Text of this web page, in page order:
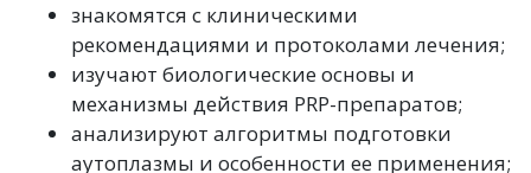
знакомятся с клиническими
рекомендациями и протоколами лечения;
изучают биологические основы и
механизмы действия PRP-препаратов;
анализируют алгоритмы подготовки
аутоплазмы и особенности ее применения;